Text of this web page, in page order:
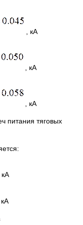
, кА
, кА
, кА
питания тяговых
, кА
, кА